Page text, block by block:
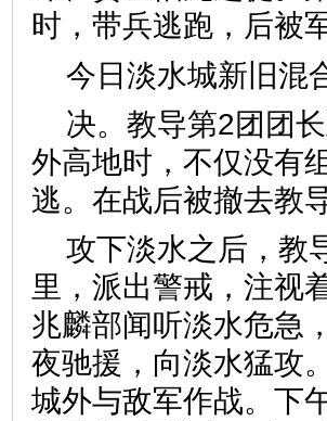
时，带兵逃跑，后被
今日淡水城新旧混
决。教导第2团团
外高地时，不仅没有
逃。在战后被撤去教
攻下淡水之后，教
里，派出警戒，注视
兆麟部闻听淡水危急
夜驰援，向淡水猛攻
城外与敌军作战。下